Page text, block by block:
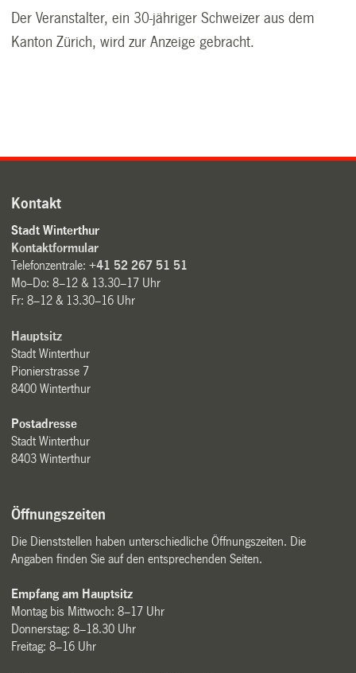
Der Veranstalter, ein 30-jähriger Schweizer aus dem
Kanton Zürich, wird zur Anzeige gebracht.
Kontakt
Stadt Winterthur
Kontaktformular
Telefonzentrale:+41 52 267 51 51
Mo–Do: 8–12 & 13.30–17 Uhr
Fr: 8–12 & 13.30–16 Uhr
Hauptsitz
Stadt Winterthur
Pionierstrasse 7
8400 Winterthur
Postadresse
Stadt Winterthur
8403 Winterthur
Öffnungszeiten
Die Dienststellen haben unterschiedliche Öffnungszeiten. Die
Angaben finden Sie auf den entsprechenden Seiten.
Empfang am Hauptsitz
Montag bis Mittwoch: 8–17 Uhr
Donnerstag: 8–18.30 Uhr
Freitag: 8–16 Uhr